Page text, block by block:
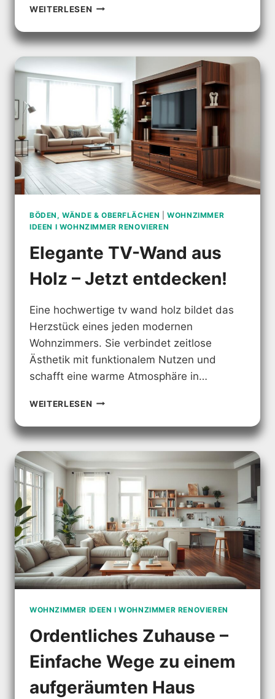
WEITERLESEN WOHNZIMMER
TERRAKOTTA
FLIESEN
–
INSPIRATION
UND
BÖDEN, WÄNDE & OBERFLÄCHEN |WOHNZIMMER
IDEEN I WOHNZIMMER RENOVIEREN
Elegante TV-Wand aus
Holz – Jetzt entdecken!
Eine hochwertige tv wand holz bildet das
Herzstück eines jeden modernen
Wohnzimmers. Sie verbindet zeitlose
Ästhetik mit funktionalem Nutzen und
schafft eine warme Atmosphäre in…
WEITERLESEN ELEGANTE
WAND
AUS
HOLZ
JETZT
ENTDECKEN!
WOHNZIMMER IDEEN I WOHNZIMMER RENOVIEREN
Ordentliches Zuhause –
Einfache Wege zu einem
aufgeräumten Haus